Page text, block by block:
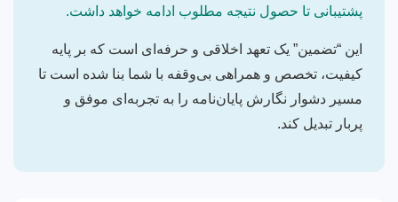
پشتیبانی تا حصول نتیجه مطلوب ادامه خواهد داشت.
این “تضمین” یک تعهد اخلاقی و حرفه‌ای است که بر پایه
کیفیت، تخصص و همراهی بی‌وقفه با شما بنا شده است تا
مسیر دشوار نگارش پایان‌نامه را به تجربه‌ای موفق و
پربار تبدیل کند.